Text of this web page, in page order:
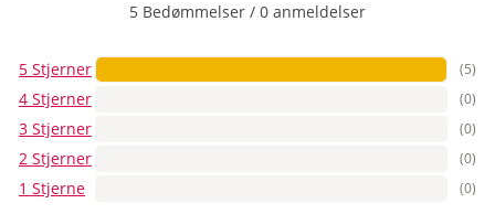
5 Bedømmelser / 0 anmeldelser
5 Stjerner (5)
4 Stjerner (0)
3 Stjerner (0)
2 Stjerner (0)
1 Stjerne (0)